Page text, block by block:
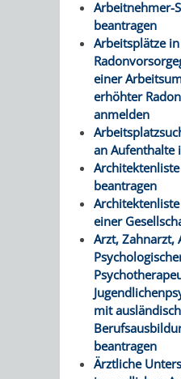
Arbeitnehmer-
beantragen
Arbeitsplätze in
einer
erhöhter
anmelden
an Aufenthalte
beantragen
einer
Arzt, Zahnarzt,
mit
beantragen
Ärztliche